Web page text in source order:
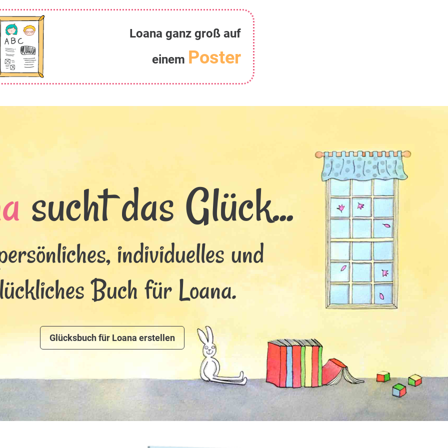
Loana ganz groß auf
einem Poster
sucht das Glück...
individuelles und
Buch für Loana.
Glücksbuch für Loana erstellen